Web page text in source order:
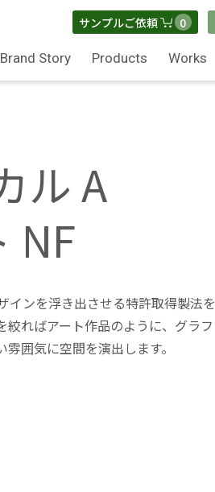
サンプルご依頼 0
Brand Story Products Works
ル A
NF
インを浮き出させる特許取得製法を
ればアート作品のように、グラフ
囲気に空間を演出します。